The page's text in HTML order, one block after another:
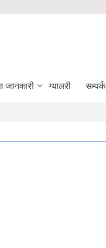
जानकारी ग्यालरी सम्पर्क